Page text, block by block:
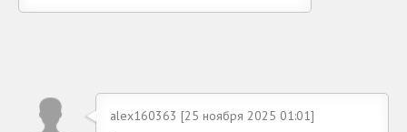
alex160363 [25 ноября 2025 01:01]